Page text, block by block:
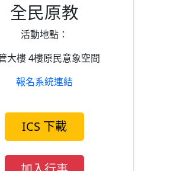
全民原教
活動地點：
大樓 4樓原民意象空間
報名系統連結
ICS 下載